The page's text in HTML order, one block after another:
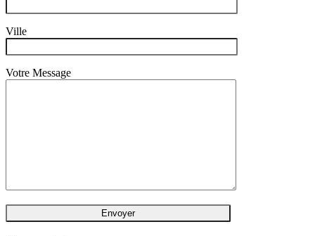
Ville
Votre Message